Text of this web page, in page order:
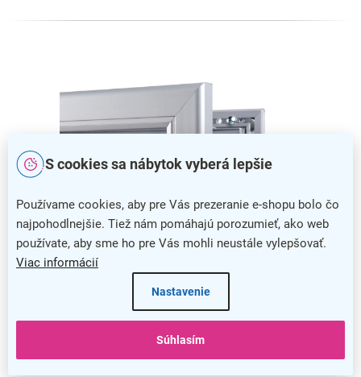
S cookies sa nábytok vyberá lepšie
Používame cookies, aby pre Vás prezeranie e-shopu bolo čo
najpohodlnejšie. Tiež nám pomáhajú porozumieť, ako web
používate, aby sme ho pre Vás mohli neustále vylepšovať.
Viac informácií
Nastavenie
Súhlasím
Jednoduchá výmena obsahu
len odklopiť stranu panelu a váš obsah pohodlne vložiť.